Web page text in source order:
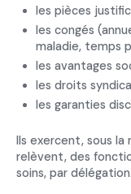
les pièces
les congés
maladie, temps
les avantages
les droits
les garanties
Ils exercent, sous
relèvent, des
soins, par délégation.